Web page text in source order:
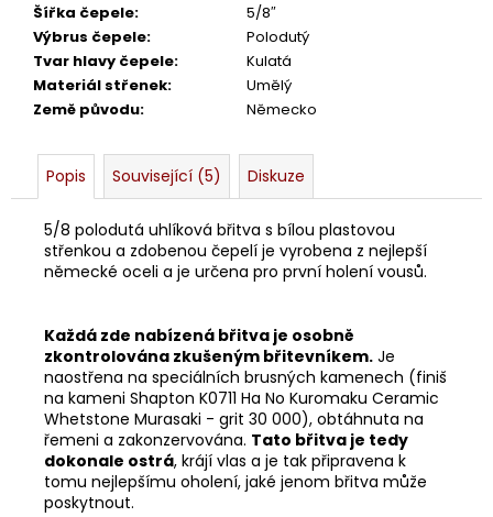
Šířka čepele:
5/8″
Výbrus čepele:
Polodutý
Tvar hlavy čepele:
Kulatá
Materiál střenek:
Umělý
Země původu: Německo
Popis Související (5) Diskuze
5/8 polodutá uhlíková břitva s bílou plastovou
střenkou a zdobenou čepelí je vyrobena z nejlepší
německé oceli a je určena pro první holení vousů.
Každá zde nabízená břitva je osobně
zkontrolována zkušeným břitevníkem. Je
naostřena na speciálních brusných kamenech (finiš
na kameni Shapton K0711 Ha No Kuromaku Ceramic
Whetstone Murasaki - grit 30 000), obtáhnuta na
řemeni a zakonzervována. Tato břitva je tedy
dokonale ostrá, krájí vlas a je tak připravena k
tomu nejlepšímu oholení, jaké jenom břitva může
poskytnout.
e
m
e
4/8
N.&
H.CLAUBERG
680
Kč